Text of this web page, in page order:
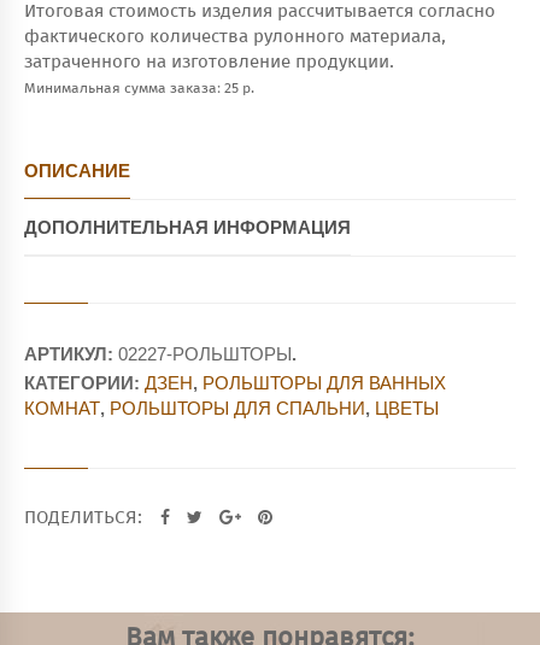
Итоговая стоимость изделия рассчитывается согласно
фактического количества рулонного материала,
затраченного на изготовление продукции.
Минимальная сумма заказа: 25 р.
ОПИСАНИЕ
ДОПОЛНИТЕЛЬНАЯ ИНФОРМАЦИЯ
АРТИКУЛ: 02227-РОЛЬШТОРЫ.
КАТЕГОРИИ: ДЗЕН, РОЛЬШТОРЫ ДЛЯ ВАННЫХ
КОМНАТ, РОЛЬШТОРЫ ДЛЯ СПАЛЬНИ, ЦВЕТЫ
ПОДЕЛИТЬСЯ:
Вам также понравятся: